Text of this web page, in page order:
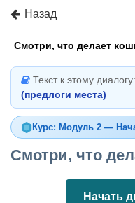
Назад
Смотри, что делает
Текст к этому диалогу:
(предлоги места)
Курс: Модуль 2 —
Смотри, что
Начать